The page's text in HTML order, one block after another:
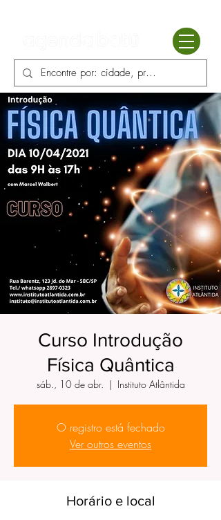
Curso Introdução
Física Quântica
sáb., 10 de abr.
  |
Instituto Atlântida
O registro está fechado
Ver outros eventos
Horário e local